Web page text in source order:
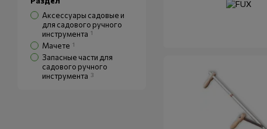
Аксессуары садовые и
для садового ручного
инструмента 1
Мачете 1
Запасные части для
садового ручного
инструмента 3